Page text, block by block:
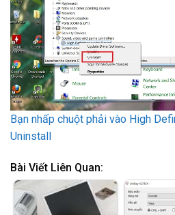
Bạn nhấp chuột phải vào High
Uninstall
Bài Viết Liên Quan: